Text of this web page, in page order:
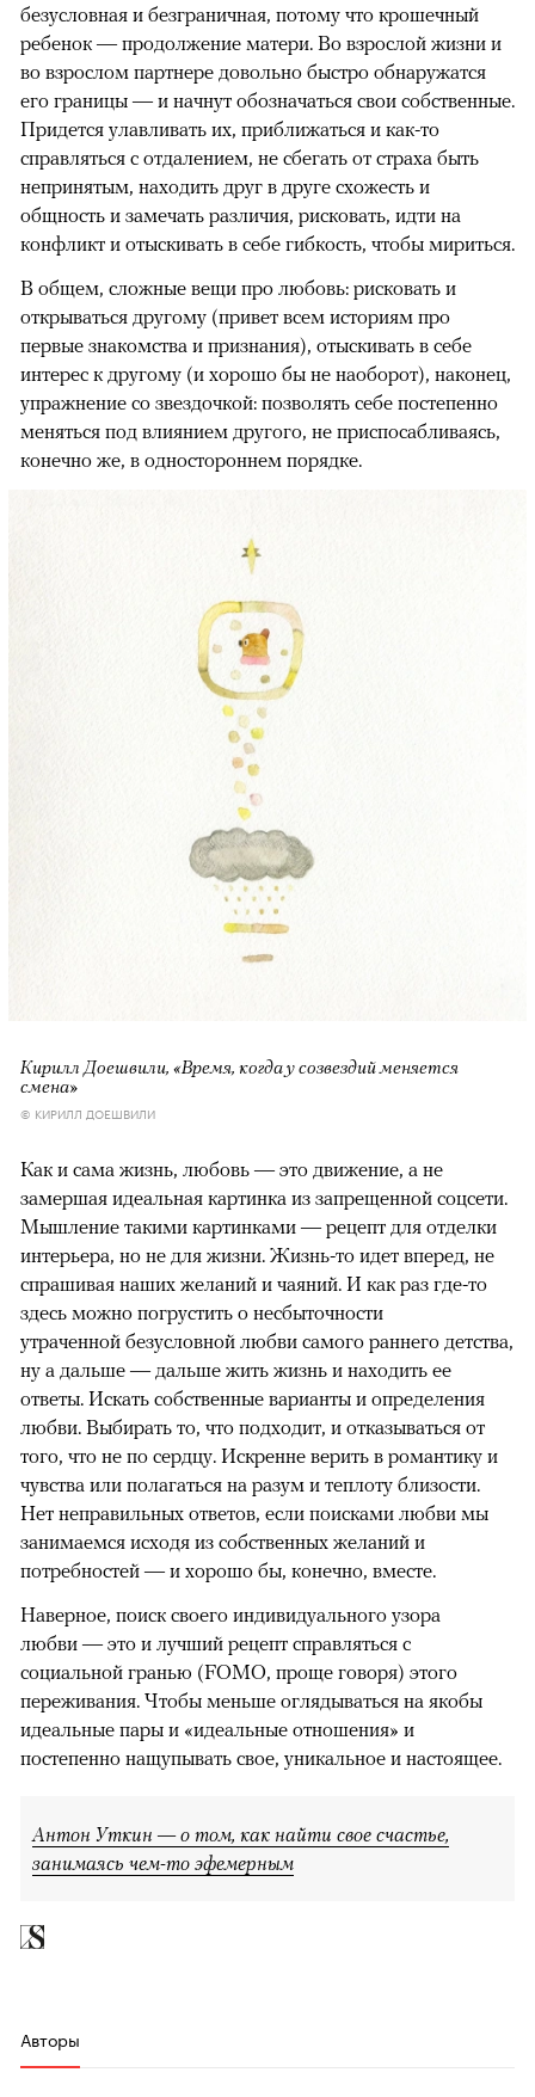
безусловная и безграничная, потому что крошечный
ребенок — продолжение матери. Во взрослой жизни и
во взрослом партнере довольно быстро обнаружатся
его границы — и начнут обозначаться свои собственные.
Придется улавливать их, приближаться и как-то
справляться с отдалением, не сбегать от страха быть
непринятым, находить друг в друге схожесть и
общность и замечать различия, рисковать, идти на
конфликт и отыскивать в себе гибкость, чтобы мириться.
В общем, сложные вещи про любовь: рисковать и
открываться другому (привет всем историям про
первые знакомства и признания), отыскивать в себе
интерес к другому (и хорошо бы не наоборот), наконец,
упражнение со звездочкой: позволять себе постепенно
меняться под влиянием другого, не приспосабливаясь,
конечно же, в одностороннем порядке.
Кирилл Доешвили, «Время, когда у созвездий меняется
смена»
© КИРИЛЛ ДОЕШВИЛИ
Как и сама жизнь, любовь — это движение, а не
замершая идеальная картинка из запрещенной соцсети.
Мышление такими картинками — рецепт для отделки
интерьера, но не для жизни. Жизнь-то идет вперед, не
спрашивая наших желаний и чаяний. И как раз где-то
здесь можно погрустить о несбыточности
утраченной безусловной любви самого раннего детства,
ну а дальше — дальше жить жизнь и находить ее
ответы. Искать собственные варианты и определения
любви. Выбирать то, что подходит, и отказываться от
того, что не по сердцу. Искренне верить в романтику и
чувства или полагаться на разум и теплоту близости.
Нет неправильных ответов, если поисками любви мы
занимаемся исходя из собственных желаний и
потребностей — и хорошо бы, конечно, вместе.
Наверное, поиск своего индивидуального узора
любви — это и лучший рецепт справляться с
социальной гранью (FOMO, проще говоря) этого
переживания. Чтобы меньше оглядываться на якобы
идеальные пары и «идеальные отношения» и
постепенно нащупывать свое, уникальное и настоящее.
Антон Уткин — о том, как найти свое счастье,
занимаясь чем-то эфемерным
Авторы